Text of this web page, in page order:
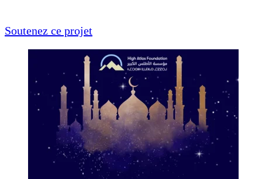
Soutenez ce projet